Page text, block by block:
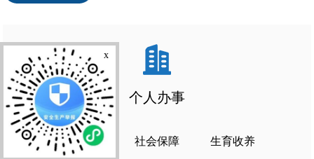
个人办事
设立变更 社会保障 生育收养
x